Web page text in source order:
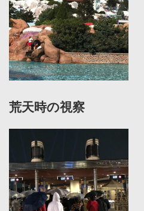
荒天時の視察